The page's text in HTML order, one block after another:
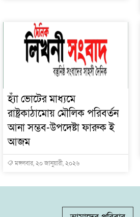
হ্যাঁ ভোটের মাধ্যমে
রাষ্ট্রকাঠামোয় মৌলিক পরিবর্তন
আনা সম্ভব-উপদেষ্টা ফারুক ই
আজম
মঙ্গলবার, ২০ জানুয়ারী, ২০২৬